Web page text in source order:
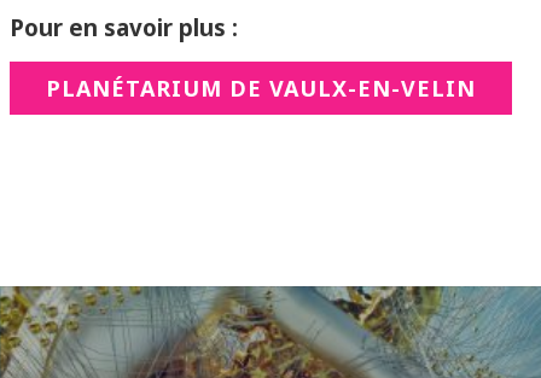
Pour en savoir plus :
PLANÉTARIUM DE VAULX-EN-VELIN